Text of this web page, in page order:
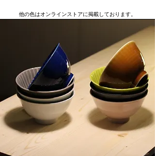
​他の色はオンラインストアに掲載しております。